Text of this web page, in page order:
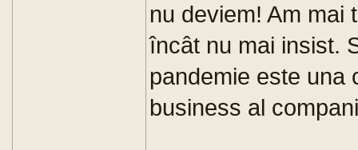
nu deviem! Am mai
încât nu mai insist.
pandemie este una
business al